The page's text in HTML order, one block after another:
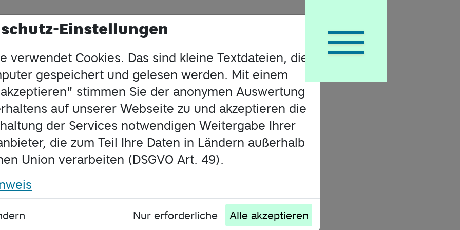
Digitale Elternabende Navigieren im Social Media Dschungel
verstehen
prägen, was Kinder und
sehen – und beeinflussen
Selbstbild. In diesem digitalen
mit Rebecca Zenner aus der
Einblicke hinter die Kulissen
wie Inhalte entstehen, wie
Einstellungen
verwendet Cookies. Das sind kleine Textdateien, die
gespeichert und gelesen werden. Mit einem
stimmen Sie der anonymen Auswertung
auf unserer Webseite zu und akzeptieren die
der Services notwendigen Weitergabe Ihrer
die zum Teil Ihre Daten in Ländern außerhalb
Union verarbeiten (DSGVO Art. 49).
Nur erforderliche Alle akzeptieren